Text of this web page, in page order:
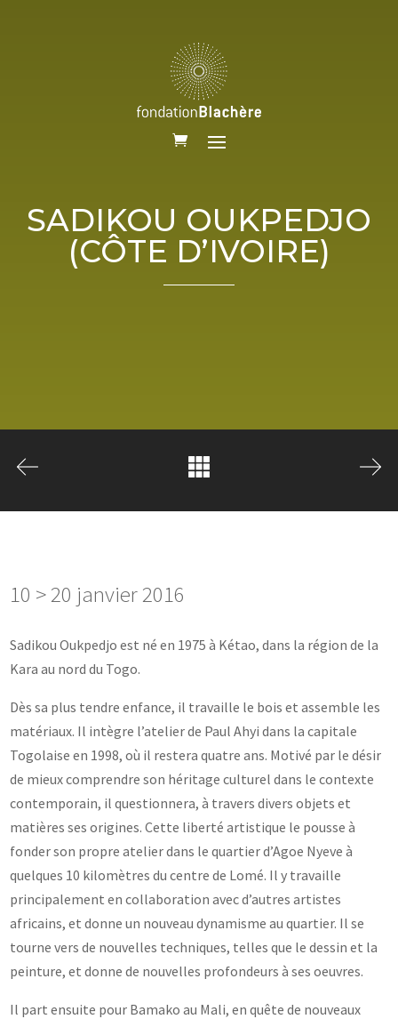
SADIKOU OUKPEDJO
(CÔTE D’IVOIRE)
10 > 20 janvier 2016
Sadikou Oukpedjo est né en 1975 à Kétao, dans la région de la
Kara au nord du Togo.
Dès sa plus tendre enfance, il travaille le bois et assemble les
matériaux. Il intègre l’atelier de Paul Ahyi dans la capitale
Togolaise en 1998, où il restera quatre ans. Motivé par le désir
de mieux comprendre son héritage culturel dans le contexte
contemporain, il questionnera, à travers divers objets et
matières ses origines. Cette liberté artistique le pousse à
fonder son propre atelier dans le quartier d’Agoe Nyeve à
quelques 10 kilomètres du centre de Lomé. Il y travaille
principalement en collaboration avec d’autres artistes
africains, et donne un nouveau dynamisme au quartier. Il se
tourne vers de nouvelles techniques, telles que le dessin et la
peinture, et donne de nouvelles profondeurs à ses oeuvres.
Il part ensuite pour Bamako au Mali, en quête de nouveaux